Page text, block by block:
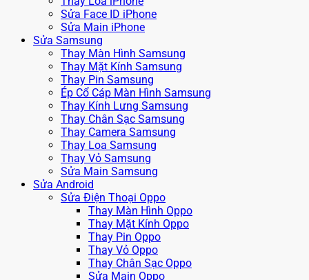
Sửa Face ID iPhone
Sửa Main iPhone
Sửa Samsung
Thay Màn Hình Samsung
Thay Mặt Kính Samsung
Thay Pin Samsung
Ép Cổ Cáp Màn Hình Samsung
Thay Kính Lưng Samsung
Thay Chân Sạc Samsung
Thay Camera Samsung
Thay Loa Samsung
Thay Vỏ Samsung
Sửa Main Samsung
Sửa Android
Sửa Điện Thoại Oppo
Thay Màn Hình Oppo
Thay Mặt Kính Oppo
Thay Pin Oppo
Thay Vỏ Oppo
Thay Chân Sạc Oppo
Sửa Main Oppo